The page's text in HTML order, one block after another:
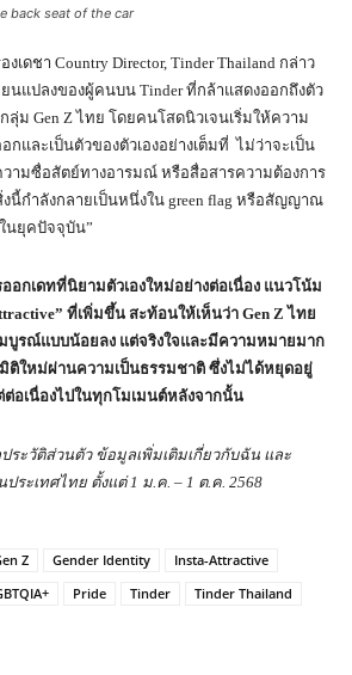
back seat of the car
เดชา Country Director, Tinder Thailand กล่าว
ยนแปลงของผู้คนบน Tinder ที่กล้าแสดงออกถึงตัว
ม Gen Z ไทย โดยคนโสดนิวเจนเริ่มให้ความ
และเป็นตัวของตัวเองอย่างเต็มที่ ไม่ว่าจะเป็น
ามซื่อสัตย์ทางอารมณ์ หรือสื่อสารความต้องการ
งนี้กำลังกลายเป็นหนึ่งใน green flag หรือสัญญาณ
นยุคปัจจุบัน”
กเดทที่นิยามตัวเองใหม่อย่างต่อเนื่อง แนวโน้ม
ที่เพิ่มขึ้น สะท้อนให้เห็นว่า Gen Zไทย
รณ์แบบน้อยลง แต่จริงใจและมีความหมายมาก
ใหม่ผ่านความเป็นธรรมชาติ ซึ่งไม่ได้หยุดอยู่
ต่อเนื่องไปในทุกโมเมนต์หลังจากนั้น
ระวัติส่วนตัว ข้อมูลเพิ่มเติมเกี่ยวกับฉัน และ
ระเทศไทย ตั้งแต่ 1 ม.ค. – 1 ต.ค. 2568
Z Gender Identity
Insta-Attractive
Pride Tinder
Tinder Thailand